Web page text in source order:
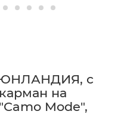
ЮНЛАНДИЯ, с
на
Mode",